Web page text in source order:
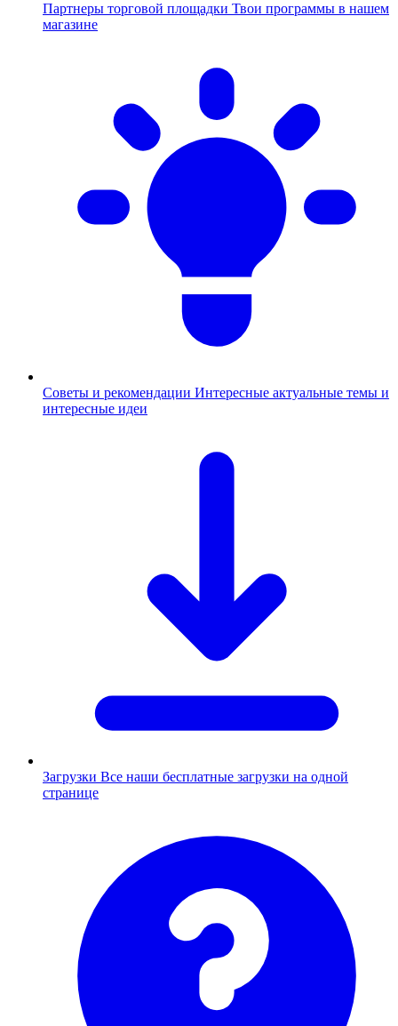
Партнеры торговой площадки Твои программы в нашем
магазине
Советы и рекомендации Интересные актуальные темы и
интересные идеи
Загрузки Все наши бесплатные загрузки на одной
странице